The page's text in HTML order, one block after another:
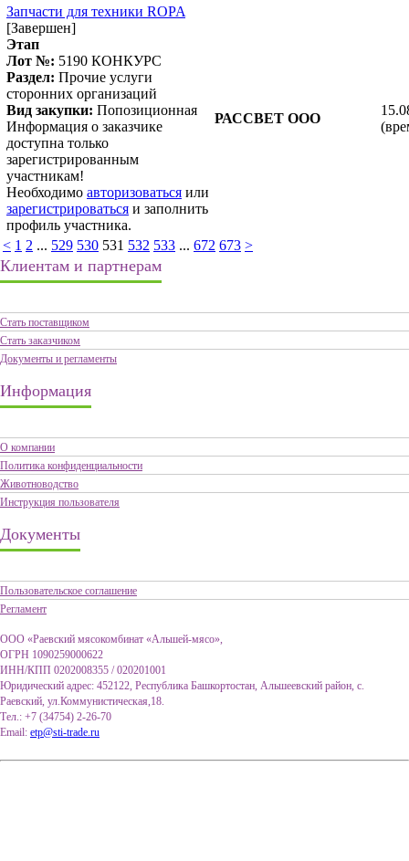
< 1 2 ... 529 530 531 532 533 ... 672 673 >
Запчасти для техники ROPA
[Завершен]
Этап
Лот №: 5190 КОНКУРС
Раздел: Прочие услуги
сторонних организаций
Вид закупки: Попозиционная
Информация о заказчике
доступна только
зарегистрированным
участникам!
Необходимо авторизоваться или
зарегистрироваться и заполнить
профиль участника.
РАССВЕТ ООО
Клиентам и партнерам
Стать поставщиком
Стать заказчиком
Документы и регламенты
Информация
О компании
Политика конфиденциальности
Животноводство
Инструкция пользователя
Документы
Пользовательское соглашение
Регламент
ООО «Раевский мясокомбинат «Альшей-мясо»,
ОГРН 1090259000622
ИНН/КПП 0202008355 / 020201001
Юридический адрес: 452122, Республика Башкортостан, Альшеевский район, с.
Раевский, ул.Коммунистическая,18.
Тел.: +7 (34754) 2-26-70
Email: etp@sti-trade.ru